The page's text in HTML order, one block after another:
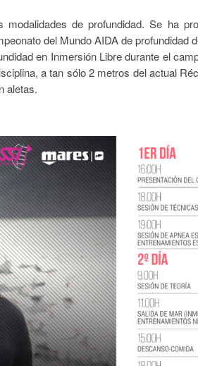
de profundidad. Se ha
del Mundo AIDA de profundidad
en Inmersión Libre durante el
a tan sólo 2 metros del actual
aletas.